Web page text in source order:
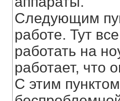
Следующим
работе. Тут
работать на
работает, что
С этим